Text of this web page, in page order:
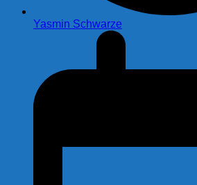
Yasmin Schwarze